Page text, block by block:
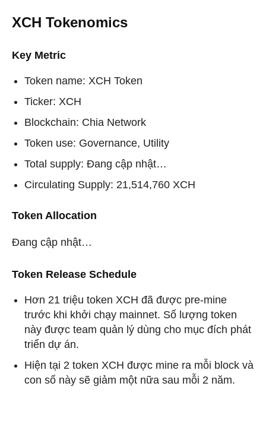
XCH Tokenomics
Key Metric
Token name: XCH Token
Ticker: XCH
Blockchain: Chia Network
Token use: Governance, Utility
Total supply: Đang cập nhật…
Circulating Supply: 21,514,760 XCH
Token Allocation
Đang cập nhật…
Token Release Schedule
Hơn 21 triệu token XCH đã được pre-mine
trước khi khởi chạy mainnet. Số lượng token
này được team quản lý dùng cho mục đích phát
triển dự án.
Hiện tại 2 token XCH được mine ra mỗi block và
con số này sẽ giảm một nữa sau mỗi 2 năm.